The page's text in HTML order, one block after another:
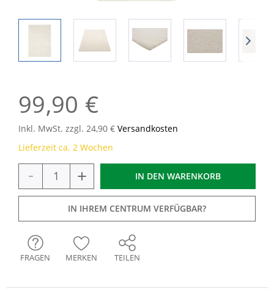
99,90 €
Inkl. MwSt. zzgl. 24,90 € Versandkosten
Lieferzeit ca. 2 Wochen
- + IN DEN WARENKORB
IN IHREM CENTRUM VERFÜGBAR?
FRAGEN MERKEN TEILEN